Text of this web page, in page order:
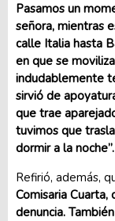
Pasamos un
señora, mientras
calle Italia hasta
en que se
indudablemente
sirvió de
que trae
tuvimos que
dormir a la noche”.
Refirió, además,
Comisaria
denuncia.